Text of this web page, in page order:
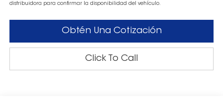
distribuidora para confirmar la disponibilidad del vehículo.
Obtén Una Cotización
Click To Call